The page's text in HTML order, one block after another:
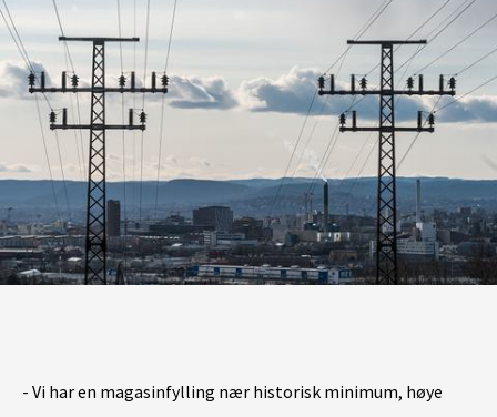
- Vi har en magasinfylling nær historisk minimum, høye